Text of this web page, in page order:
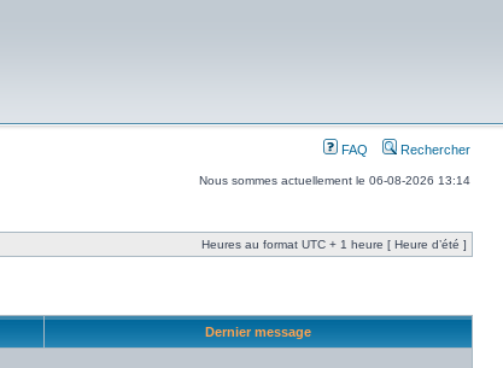
FAQ Rechercher
Nous sommes actuellement le 06-08-2026 13:14
Heures au format UTC + 1 heure [ Heure d’été ]
Dernier message